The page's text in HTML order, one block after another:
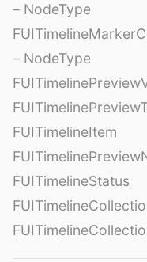
– NodeType
– NodeType
FUITimelineItem
FUITimelineStatus